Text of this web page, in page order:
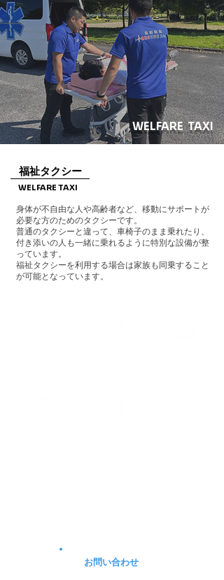
WELFARE TAXI
福祉タクシー
WELFARE TAXI
身体が不自由な人や高齢者など、移動にサポートが
必要な方のためのタクシーです。
普通のタクシーと違って、車椅子のまま乗れたり、
付き添いの人も一緒に乗れるように特別な設備が整
っています。
福祉タクシーを利用する場合は家族も同乗すること
が可能となっています。
お問い合わせ